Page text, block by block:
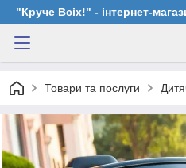
"Круче Всіх!" - інтернет-
Товари та послуги